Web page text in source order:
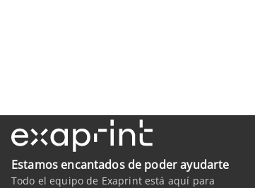
Estamos encantados de poder ayudarte
Todo el equipo de Exaprint está aquí para